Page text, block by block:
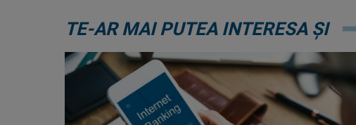
TE-AR MAI PUTEA INTERESA ȘI